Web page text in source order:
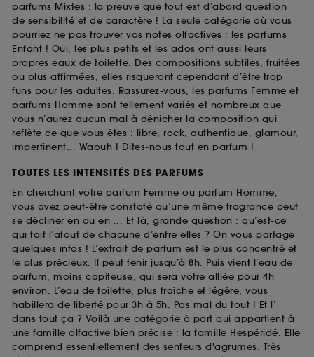
parfums Mixtes : la preuve que tout est d’abord question
de sensibilité et de caractère ! La seule catégorie où vous
pourriez ne pas trouver vos notes olfactives : les parfums
Enfant ! Oui, les plus petits et les ados ont aussi leurs
propres eaux de toilette. Des compositions subtiles, fruitées
ou plus affirmées, elles risqueront cependant d’être trop
funs pour les adultes. Rassurez-vous, les parfums Femme et
parfums Homme sont tellement variés et nombreux que
vous n’aurez aucun mal à dénicher la composition qui
reflète ce que vous êtes : libre, rock, authentique, glamour,
impertinent... Waouh ! Dites-nous tout en parfum !
TOUTES LES INTENSITÉS DES PARFUMS
En cherchant votre parfum Femme ou parfum Homme,
vous avez peut-être constaté qu’une même fragrance peut
se décliner en ou en ... Et là, grande question : qu’est-ce
qui fait l’atout de chacune d’entre elles ? On vous partage
quelques infos ! L’extrait de parfum est le plus concentré et
le plus précieux. Il peut tenir jusqu’à 8h. Puis vient l’eau de
parfum, moins capiteuse, qui sera votre alliée pour 4h
environ. L’eau de toilette, plus fraîche et légère, vous
habillera de liberté pour 3h à 5h. Pas mal du tout ! Et l’
dans tout ça ? Voilà une catégorie à part qui appartient à
une famille olfactive bien précise : la famille Hespéridé. Elle
comprend essentiellement des senteurs d'agrumes. Très